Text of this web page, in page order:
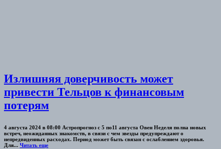
Излишняя доверчивость может
привести Тельцов к финансовым
потерям
4 августа 2024 в 08:00 Астропрогноз с 5 по11 августа Овен Неделя полна новых
встреч, неожиданных знакомств, в связи с чем звезды предупреждают о
непредвиденных расходах. Период может быть связан с ослаблением здоровья.
Для... Читать еще